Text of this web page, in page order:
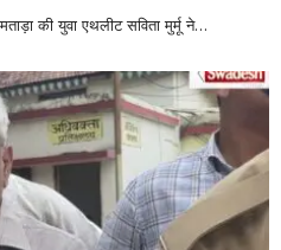
की युवा एथलीट सविता मुर्मू ने…